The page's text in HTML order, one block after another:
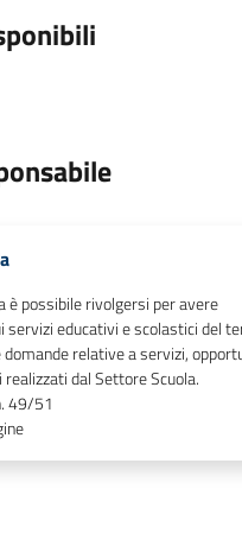
è possibile rivolgersi per avere
servizi educativi e scolastici del
domande relative a servizi,
dal Settore Scuola.
49/51